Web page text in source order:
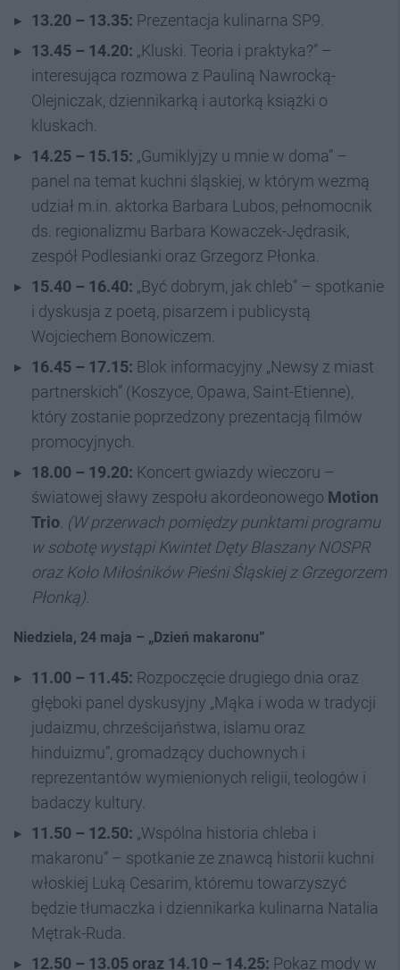
13.20 – 13.35: Prezentacja kulinarna SP9.
13.45 – 14.20: „Kluski. Teoria i praktyka?” –
interesująca rozmowa z Pauliną Nawrocką-
Olejniczak, dziennikarką i autorką książki o
kluskach.
14.25 – 15.15: „Gumiklyjzy u mnie w doma” –
panel na temat kuchni śląskiej, w którym wezmą
udział m.in. aktorka Barbara Lubos, pełnomocnik
ds. regionalizmu Barbara Kowaczek-Jędrasik,
zespół Podlesianki oraz Grzegorz Płonka.
15.40 – 16.40: „Być dobrym, jak chleb” – spotkanie
i dyskusja z poetą, pisarzem i publicystą
Wojciechem Bonowiczem.
16.45 – 17.15: Blok informacyjny „Newsy z miast
partnerskich” (Koszyce, Opawa, Saint-Etienne),
który zostanie poprzedzony prezentacją filmów
promocyjnych.
18.00 – 19.20: Koncert gwiazdy wieczoru –
światowej sławy zespołu akordeonowego Motion
Trio (W przerwach pomiędzy punktami programu
w sobotę wystąpi Kwintet Dęty Blaszany NOSPR
oraz Koło Miłośników Pieśni Śląskiej z Grzegorzem
Płonką)
Niedziela, 24 maja – „Dzień makaronu”
11.00 – 11.45: Rozpoczęcie drugiego dnia oraz
głęboki panel dyskusyjny „Mąka i woda w tradycji
judaizmu, chrześcijaństwa, islamu oraz
hinduizmu”, gromadzący duchownych i
reprezentantów wymienionych religii, teologów i
badaczy kultury.
11.50 – 12.50: „Wspólna historia chleba i
makaronu” – spotkanie ze znawcą historii kuchni
włoskiej Luką Cesarim, któremu towarzyszyć
będzie tłumaczka i dziennikarka kulinarna Natalia
Mętrak-Ruda.
12.50 – 13.05 oraz 14.10 – 14.25: Pokaz mody w